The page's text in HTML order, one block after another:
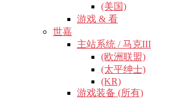
(美国)
游戏 & 看
世嘉
主站系统 / 马克III
(欧洲联盟)
(太平绅士)
(KR)
游戏装备 (所有)